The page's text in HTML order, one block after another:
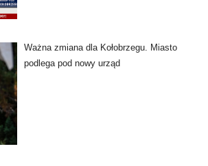
Ważna zmiana dla Kołobrzegu. Miasto
podlega pod nowy urząd